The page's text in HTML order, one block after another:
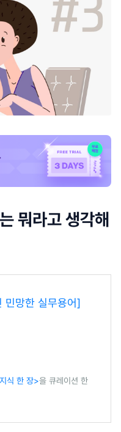
뭐라고 생각해
민망한 실무용어]
식 한 장>을 큐레이션 한